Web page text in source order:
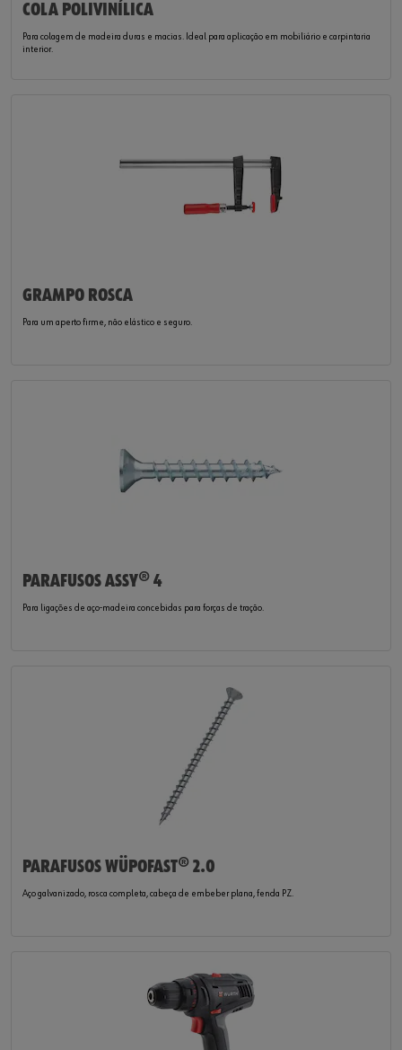
COLA POLIVINÍLICA
Para colagem de madeira duras e macias. Ideal para aplicação em mobiliário e carpintaria
interior.
GRAMPO ROSCA
Para um aperto firme, não elástico e seguro.
PARAFUSOS ASSY® 4
Para ligações de aço-madeira concebidas para forças de tração.
PARAFUSOS WÜPOFAST® 2.0
Aço galvanizado, rosca completa, cabeça de embeber plana, fenda PZ.